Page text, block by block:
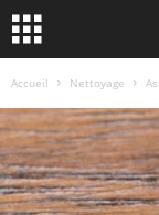
Accueil Nettoyage